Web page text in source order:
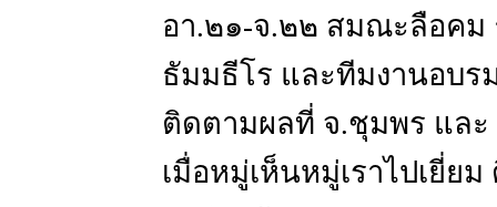
อา.๒๑-จ.๒๒ สมณะลือค
ธัมมธีโร และทีมงานอบ
ติดตามผลที่ จ.ชุมพร และ
เมื่อหมู่เห็นหมู่เราไปเยี่ย